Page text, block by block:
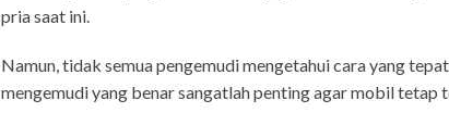
pria saat ini.
Namun, tidak semua pengemudi mengetahui cara yang
mengemudi yang benar sangatlah penting agar mobil tetap